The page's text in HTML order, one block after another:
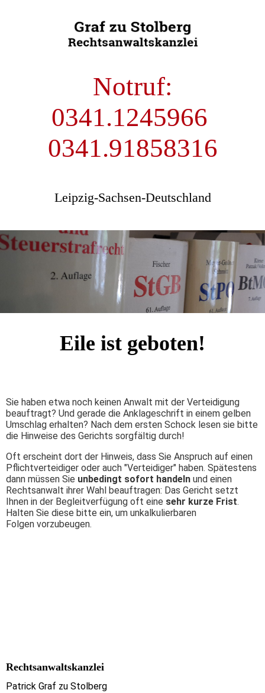
Notruf:
0341.1245966
0341.91858316
Leipzig-Sachsen-Deutschland
Eile ist geboten!
Sie haben etwa noch keinen Anwalt mit der Verteidigung
beauftragt? Und gerade die Anklageschrift in einem gelben
Umschlag erhalten? Nach dem ersten Schock lesen sie bitte
die Hinweise des Gerichts sorgfältig durch!
Oft erscheint dort der Hinweis, dass Sie Anspruch auf einen
Pflichtverteidiger oder auch "Verteidiger" haben. Spätestens
dann müssen Sie unbedingt sofort handeln und einen
Rechtsanwalt ihrer Wahl beauftragen: Das Gericht setzt
Ihnen in der Begleitverfügung oft eine sehr kurze Frist.
Halten Sie diese bitte ein, um unkalkulierbaren
Folgen vorzubeugen.
Rechtsanwaltskanzlei
Patrick Graf zu Stolberg